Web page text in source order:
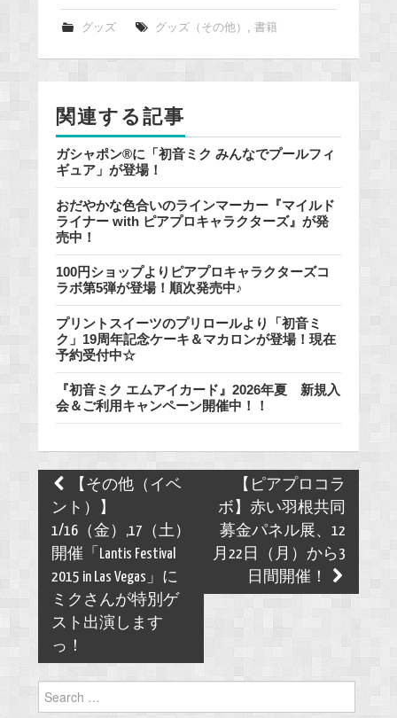
k
グッズ グッズ（その他） , 書籍
関連する記事
ガシャポン®に「初音ミク みんなでプールフィ
ギュア」が登場！
おだやかな色合いのラインマーカー『マイルド
ライナー with ピアプロキャラクターズ』が発
売中！
100円ショップよりピアプロキャラクターズコ
ラボ第5弾が登場！順次発売中♪
プリントスイーツのプリロールより「初音ミ
ク」19周年記念ケーキ＆マカロンが登場！現在
予約受付中☆
『初音ミク エムアイカード』2026年夏 新規入
会＆ご利用キャンペーン開催中！！
Post
navigation
【その他（イベ
ント）】
1/16（金）,17（土）
開催「Lantis Festival
2015 in Las Vegas」に
ミクさんが特別ゲ
スト出演します
っ！
【ピアプロコラ
ボ】赤い羽根共同
募金パネル展、12
月22日（月）から3
日間開催！
for: